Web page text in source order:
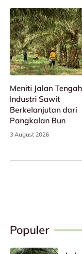
Meniti Jalan Tengah
Industri Sawit
Berkelanjutan dari
Pangkalan Bun
3 August 2026
Populer